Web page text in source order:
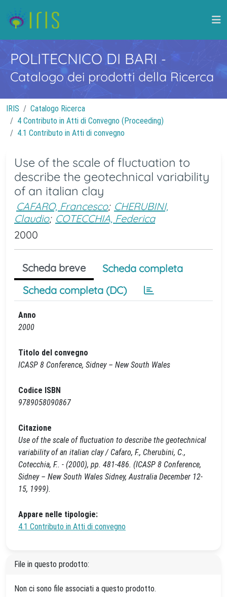
POLITECNICO DI BARI -
Catalogo dei prodotti della Ricerca
IRIS
Catalogo Ricerca
4 Contributo in Atti di Convegno (Proceeding)
4.1 Contributo in Atti di convegno
Use of the scale of fluctuation to
describe the geotechnical variability
of an italian clay
CAFARO, Francesco; CHERUBINI,
Claudio; COTECCHIA, Federica
2000
Scheda breve
Scheda completa
Scheda completa (DC)
Anno
2000
Titolo del convegno
ICASP 8 Conference, Sidney – New South Wales
Codice ISBN
9789058090867
Citazione
Use of the scale of fluctuation to describe the geotechnical
variability of an italian clay / Cafaro, F., Cherubini, C.,
Cotecchia, F.. - (2000), pp. 481-486. (ICASP 8 Conference,
Sidney – New South Wales Sidney, Australia December 12-
15, 1999).
Appare nelle tipologie:
4.1 Contributo in Atti di convegno
File in questo prodotto:
Non ci sono file associati a questo prodotto.